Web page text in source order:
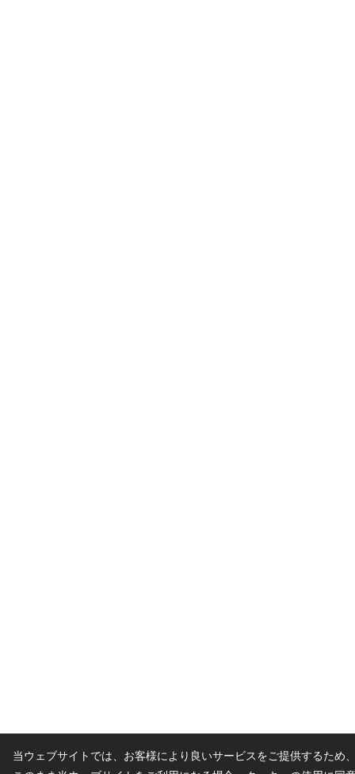
当ウェブサイトでは、お客様により良いサービスをご提供するため